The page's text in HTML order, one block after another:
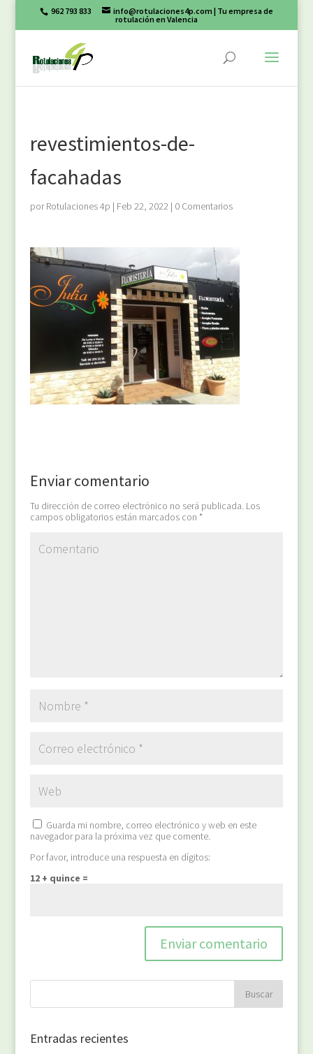
962 793 833 info@rotulaciones4p.com | Tu empresa de
rotulación en Valencia
revestimientos-de-
facahadas
porRotulaciones 4p | Feb 22, 2022| 0 Comentarios
Enviar comentario
Tu dirección de correo electrónico no será publicada. Los
campos obligatorios están marcados con *
Guarda mi nombre, correo electrónico y web en este
navegador para la próxima vez que comente.
Por favor, introduce una respuesta en dígitos:
12 + quince =
Entradas recientes